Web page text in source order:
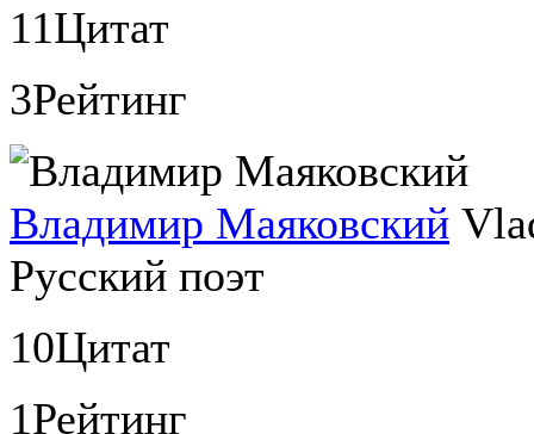
11Цитат
3Рейтинг
Владимир Маяковский
Русский поэт
10Цитат
1Рейтинг